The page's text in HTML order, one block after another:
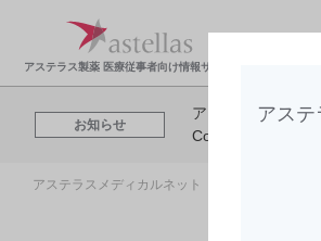
アステラス製薬 医療従事者向け情報サイト
お知らせ
アステラスメディ
Cookieを利用して
アステラスメディカルネット トップ
アステ